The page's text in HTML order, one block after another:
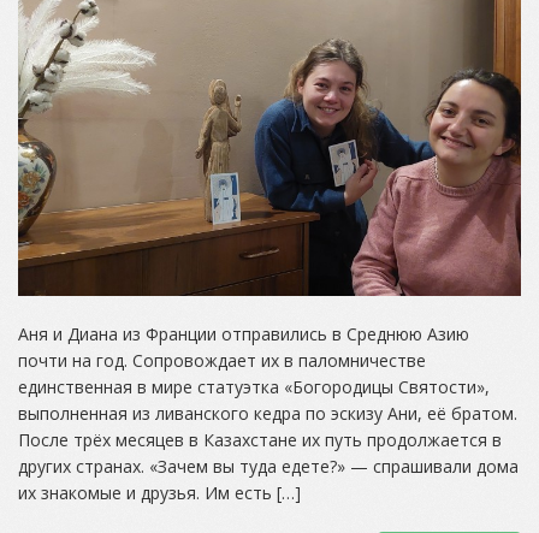
Аня и Диана из Франции отправились в Среднюю Азию
почти на год. Сопровождает их в паломничестве
единственная в мире статуэтка «Богородицы Святости»,
выполненная из ливанского кедра по эскизу Ани, её братом.
После трёх месяцев в Казахстане их путь продолжается в
других странах. «Зачем вы туда едете?» — спрашивали дома
их знакомые и друзья. Им есть […]